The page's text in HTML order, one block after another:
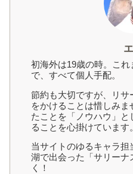
初海外は19歳の時。こ
で、すべて個人手配。
節約も大切ですが、リサ
をかけることは惜しみ
たことを「ノウハウ」と
ることを心掛けています
当サイトのゆるキャラ
湖で出会った「サリーナ
く！